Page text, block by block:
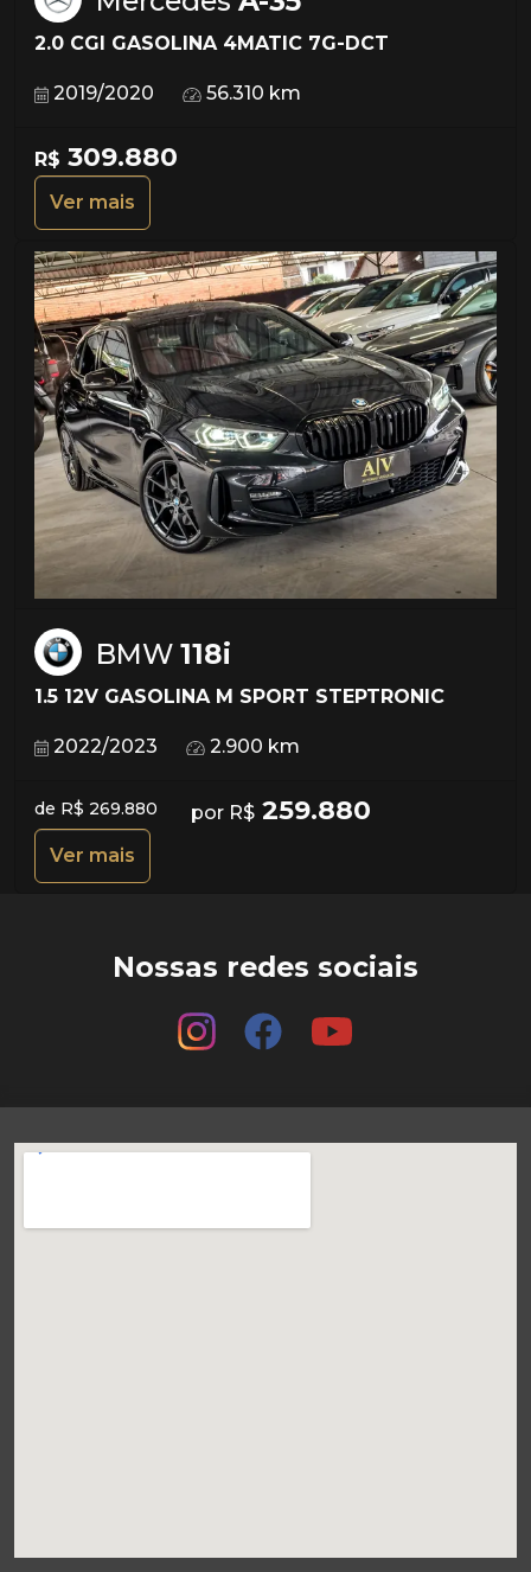
2.0 CGI GASOLINA 4MATIC 7G-DCT
2019/2020 56.310 km
R$ 309.880
Ver mais
BMW 118i
1.5 12V GASOLINA M SPORT STEPTRONIC
2022/2023 2.900 km
de R$ 269.880 por R$ 259.880
Ver mais
Nossas redes sociais